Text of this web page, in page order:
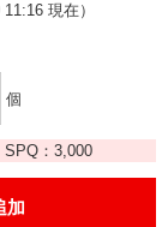
11:16 現在）
個
SPQ：3,000